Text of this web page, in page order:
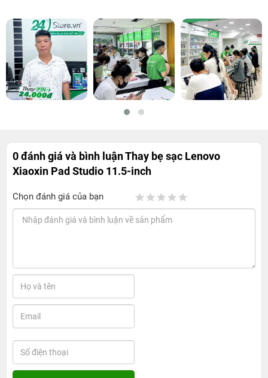
0 đánh giá và bình luậnThay bẹ sạc Lenovo
Xiaoxin Pad Studio 11.5-inch
Chọn đánh giá của bạn